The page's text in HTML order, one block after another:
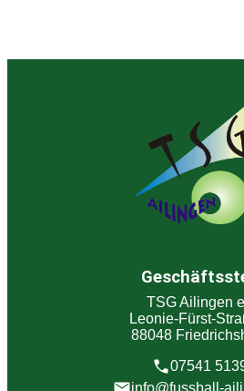
TSG Ailingen
Leonie-Fürst-
88048
07541
info@fussball-